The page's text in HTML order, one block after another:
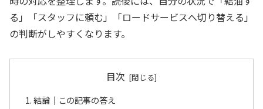
る」「スタッフに頼む」「ロードサービスへ切り替える」
の判断がしやすくなります。
目次
結論｜この記事の答え